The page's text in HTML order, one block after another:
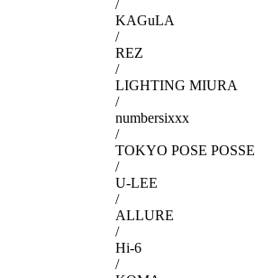
/
KAGuLA
/
REZ
/
LIGHTING MIURA
/
numbersixxx
/
TOKYO POSE POSSE
/
U-LEE
/
ALLURE
/
Hi-6
/